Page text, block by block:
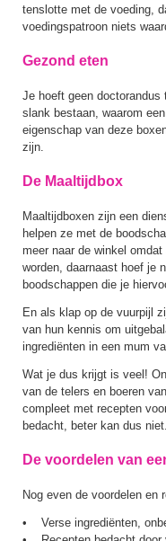
tenslotte met de voeding,
voedingspatroon niets
Gezond eten
Je hoeft geen
slank bestaan, waarom
eigenschap van deze
zijn.
De Maaltijdbox
Maaltijdboxen zijn een
helpen ze met de
meer naar de winkel
worden, daarnaast hoef je
boodschappen die je
En als klap op de vuurpijl
van hun kennis om
ingrediënten in een mum
Wat je dus krijgt is veel!
van de telers en boeren
compleet met recepten
bedacht, beter kan dus niet.
De voordelen van
Nog even de voordelen en
• Verse ingrediënten,